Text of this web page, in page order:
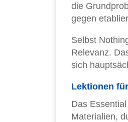
die
gegen
Selbst
Relevanz.
sich
Lektionen
Das
Materialien,